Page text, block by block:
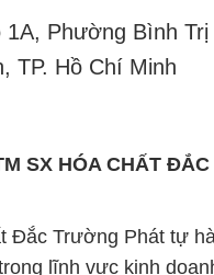
1A, Phường Bình
TP. Hồ Chí Minh
SX HÓA CHẤT
Đắc Trường Phát tự
lĩnh vực kinh